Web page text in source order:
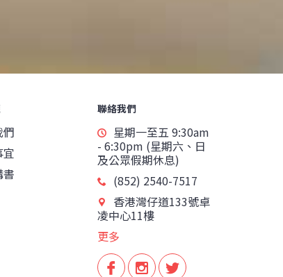
們
宜
書
聯絡我們
星期一至五 9:30am
- 6:30pm (星期六、日
及公眾假期休息)
(852) 2540-7517
香港灣仔道133號卓
凌中心11樓
更多